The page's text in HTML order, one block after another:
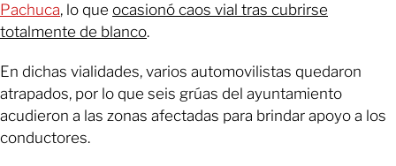
Pachuca, lo que ocasionó caos vial tras cubrirse
totalmente de blanco.
En dichas vialidades, varios automovilistas quedaron
atrapados, por lo que seis grúas del ayuntamiento
acudieron a las zonas afectadas para brindar apoyo a los
conductores.